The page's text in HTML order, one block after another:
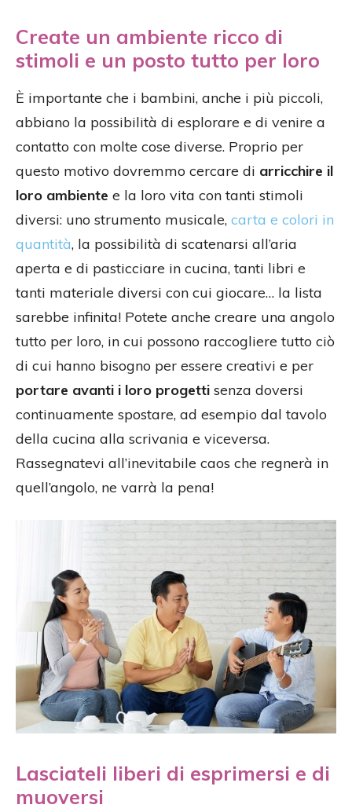
Create un ambiente ricco di
stimoli e un posto tutto per loro
È importante che i bambini, anche i più piccoli,
abbiano la possibilità di esplorare e di venire a
contatto con molte cose diverse. Proprio per
questo motivo dovremmo cercare di arricchire il
loro ambiente e la loro vita con tanti stimoli
diversi: uno strumento musicale, carta e colori in
quantità, la possibilità di scatenarsi all’aria
aperta e di pasticciare in cucina, tanti libri e
tanti materiale diversi con cui giocare… la lista
sarebbe infinita! Potete anche creare una angolo
tutto per loro, in cui possono raccogliere tutto ciò
di cui hanno bisogno per essere creativi e per
portare avanti i loro progetti senza doversi
continuamente spostare, ad esempio dal tavolo
della cucina alla scrivania e viceversa.
Rassegnatevi all’inevitabile caos che regnerà in
quell’angolo, ne varrà la pena!
Lasciateli liberi di esprimersi e di
muoversi